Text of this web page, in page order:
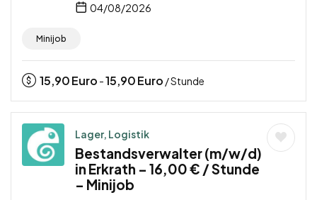
04/08/2026
Minijob
15,90Euro -15,90Euro / Stunde
Lager, Logistik
Bestandsverwalter (m/w/d)
in Erkrath – 16,00 € / Stunde
– Minijob